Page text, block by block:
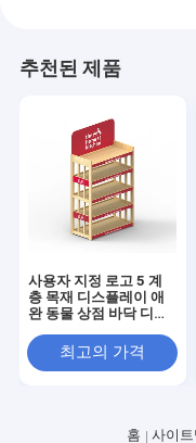
추천된 제품
사용자 지정 로고 5 계
층 목재 디스플레이 애
완 동물 상점 바닥 디스
최고의 가격
홈 사이트